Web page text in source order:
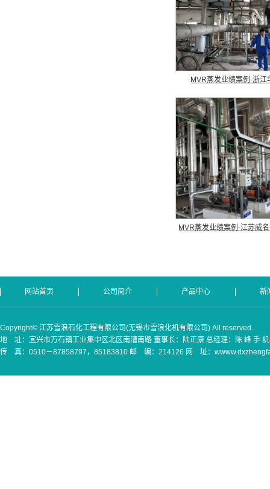
MVR蒸发业绩案例-浙江
MVR蒸发业绩案例-江苏威
网站首页 公司简介 产品中心 新
Copyright© 江苏雪浪石化工程有限公司(无锡市雪浪化机有限公司) All reserved.
地 址：宜兴市万石镇工业集中区北区南漕南路 董事长：陆正康 总经理：陈 峰 手
传 真：0510－87858797，85183810 邮 编：214126 网 址：